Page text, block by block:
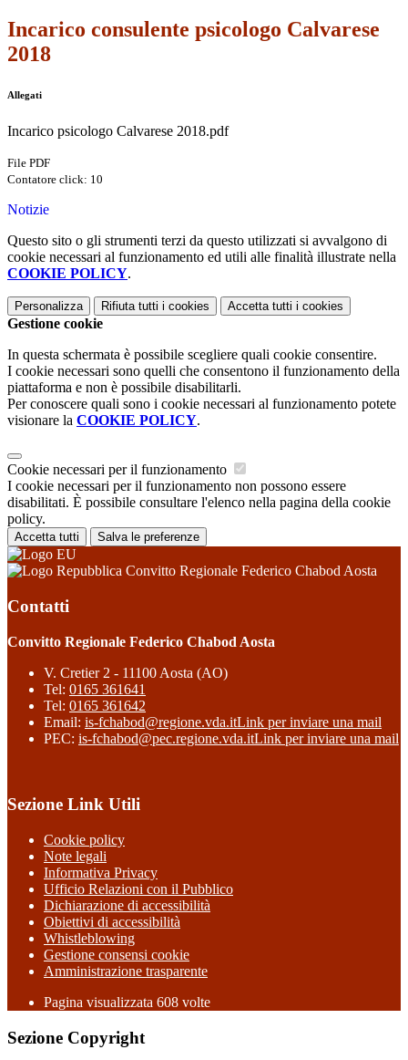
Incarico consulente psicologo Calvarese
2018
Allegati
Incarico psicologo Calvarese 2018.pdf
File PDF
Contatore click: 10
Notizie
Questo sito o gli strumenti terzi da questo utilizzati si avvalgono di
cookie necessari al funzionamento ed utili alle finalità illustrate nella
COOKIE POLICY.
Personalizza Rifiuta tutti i cookies Accetta tutti i cookies
Gestione cookie
In questa schermata è possibile scegliere quali cookie consentire.
I cookie necessari sono quelli che consentono il funzionamento della
piattaforma e non è possibile disabilitarli.
Per conoscere quali sono i cookie necessari al funzionamento potete
visionare la COOKIE POLICY.
Cookie necessari per il funzionamento
I cookie necessari per il funzionamento non possono essere
disabilitati. È possibile consultare l'elenco nella pagina della cookie
policy.
Accetta tutti Salva le preferenze
Convitto Regionale Federico Chabod Aosta
Contatti
Convitto Regionale Federico Chabod Aosta
V. Cretier 2 - 11100 Aosta (AO)
Tel: 0165 361641
Tel: 0165 361642
Email: is-fchabod@regione.vda.itLink per inviare una mail
PEC: is-fchabod@pec.regione.vda.itLink per inviare una mail
Sezione Link Utili
Cookie policy
Note legali
Informativa Privacy
Ufficio Relazioni con il Pubblico
Dichiarazione di accessibilità
Obiettivi di accessibilità
Whistleblowing
Gestione consensi cookie
Amministrazione trasparente
Pagina visualizzata 608 volte
Sezione Copyright